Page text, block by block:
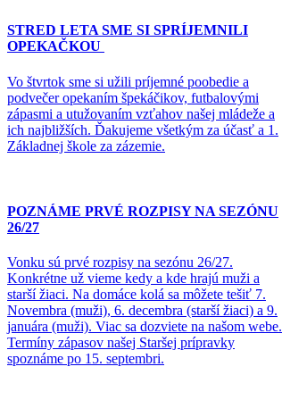
STRED LETA SME SI SPRÍJEMNILI
OPEKAČKOU
Vo štvrtok sme si užili príjemné poobedie a
podvečer opekaním špekáčikov, futbalovými
zápasmi a utužovaním vzťahov našej mládeže a
ich najbližších. Ďakujeme všetkým za účasť a 1.
Základnej škole za zázemie.
POZNÁME PRVÉ ROZPISY NA SEZÓNU
26/27
Vonku sú prvé rozpisy na sezónu 26/27.
Konkrétne už vieme kedy a kde hrajú muži a
starší žiaci. Na domáce kolá sa môžete tešiť 7.
Novembra (muži), 6. decembra (starší žiaci) a 9.
januára (muži). Viac sa dozviete na našom webe.
Termíny zápasov našej Staršej prípravky
spoznáme po 15. septembri.